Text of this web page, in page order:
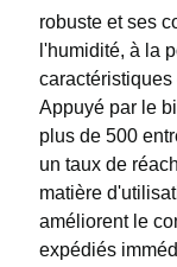
robuste et ses
l'humidité, à la
Appuyé par le
plus de 500
un taux de
matière
améliorent le
expédiés